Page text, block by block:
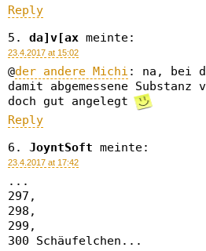
Reply
da]v[ax meinte:
23.4.2017 at 15:02
@der andere Michi : na, bei
damit abgemessene
doch gut angelegt
Reply
JoyntSoft meinte:
23.4.2017 at 17:42
...
297,
298,
299,
300 Schäufelchen...